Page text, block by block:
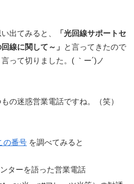
出てみると、
「光回線サポートセ
線に関して～」
と言ってきたので
言って切りました。( ｀ー´)ノ
の迷惑営業電話ですね。（笑）
の番号 を調べてみると
ターを語った営業電話